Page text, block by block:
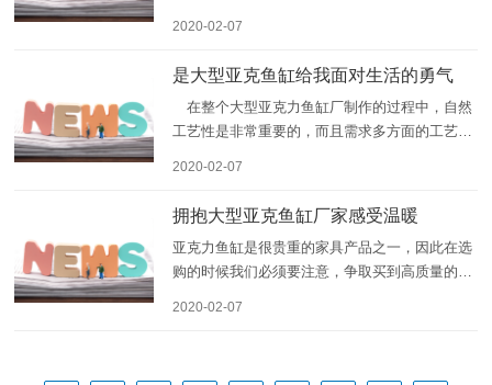
择必须基于风和水的科学计算规划空间和方向。
3、亚克力鱼缸具有高透明度、
2020-02-07
是大型亚克鱼缸给我面对生活的勇气
在整个大型亚克力鱼缸厂制作的过程中，自然
工艺性是非常重要的，而且需求多方面的工艺。
比方在鱼缸的边缘及拐角方位也都需求有更好的
细节处置，但是其在这方
2020-02-07
拥抱大型亚克鱼缸厂家感受温暖
亚克力鱼缸是很贵重的家具产品之一，因此在选
购的时候我们必须要注意，争取买到高质量的亚
2020-02-07